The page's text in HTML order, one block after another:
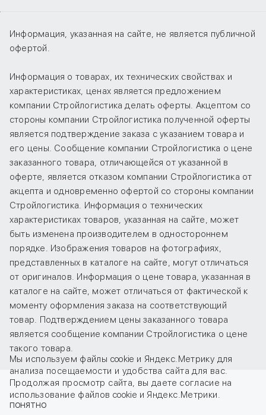
Информация, указанная на сайте, не является публичной
офертой.
Информация о товарах, их технических свойствах и
характеристиках, ценах является предложением
компании Стройлогистика делать оферты. Акцептом со
стороны компании Стройлогистика полученной оферты
является подтверждение заказа с указанием товара и
его цены. Сообщение компании Стройлогистика о цене
заказанного товара, отличающейся от указанной в
оферте, является отказом компании Стройлогистика от
акцепта и одновременно офертой со стороны компании
Стройлогистика. Информация о технических
характеристиках товаров, указанная на сайте, может
быть изменена производителем в одностороннем
порядке. Изображения товаров на фотографиях,
представленных в каталоге на сайте, могут отличаться
от оригиналов. Информация о цене товара, указанная в
каталоге на сайте, может отличаться от фактической к
моменту оформления заказа на соответствующий
товар. Подтверждением цены заказанного товара
является сообщение компании Стройлогистика о цене
такого товара.
Мы используем файлы cookie и Яндекс.Метрику для
анализа посещаемости и удобства сайта для вас.
Продолжая просмотр сайта, вы даете согласие на
использование файлов cookie и Яндекс.Метрики.
ПОНЯТНО